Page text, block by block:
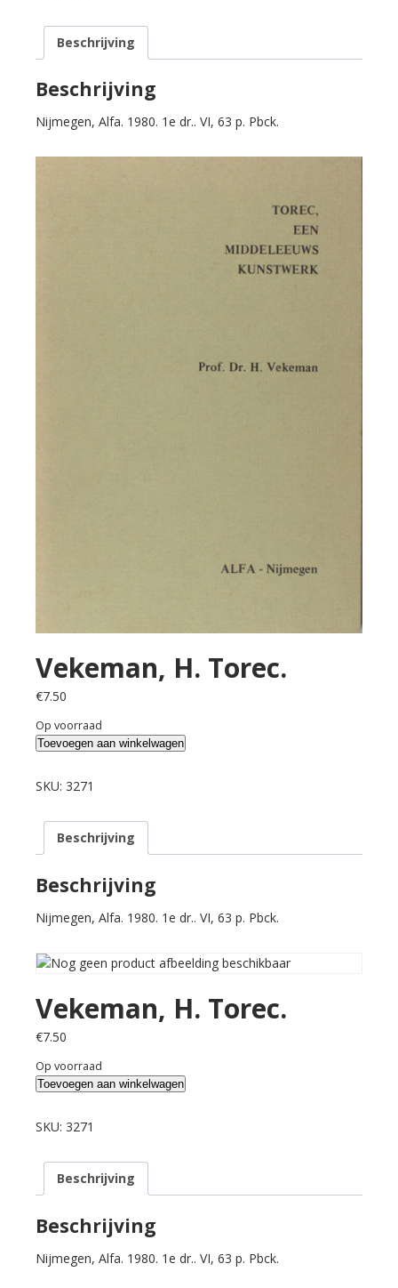
Beschrijving
Beschrijving
Nijmegen, Alfa. 1980. 1e dr.. VI, 63 p. Pbck.
Vekeman, H. Torec.
€7.50
Op voorraad
Vekeman,
Torec.
Toevoegen aan winkelwagen
SKU: 3271
Beschrijving
Beschrijving
Nijmegen, Alfa. 1980. 1e dr.. VI, 63 p. Pbck.
Vekeman, H. Torec.
€7.50
Op voorraad
Vekeman,
Torec.
Toevoegen aan winkelwagen
SKU: 3271
Beschrijving
Beschrijving
Nijmegen, Alfa. 1980. 1e dr.. VI, 63 p. Pbck.